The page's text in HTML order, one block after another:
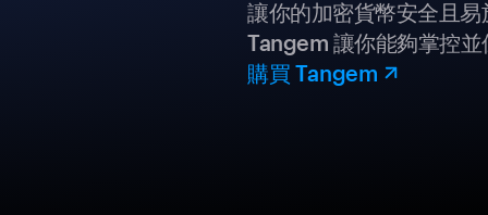
讓你的加密貨幣安全且
Tangem 讓你能夠掌控
購買 Tangem